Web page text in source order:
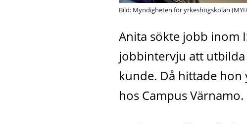
Bild: Myndigheten för yrkeshögskolan
Anita sökte jobb inom
jobbintervju att utbilda
kunde. Då hittade
hos Campus Värnamo.